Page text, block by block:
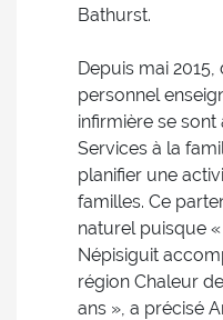
Bathurst.
Depuis mai
personnel
infirmière se sont
Services à la
planifier une
familles. Ce
naturel puisque
Népisiguit
région Chaleur
ans », a précisé